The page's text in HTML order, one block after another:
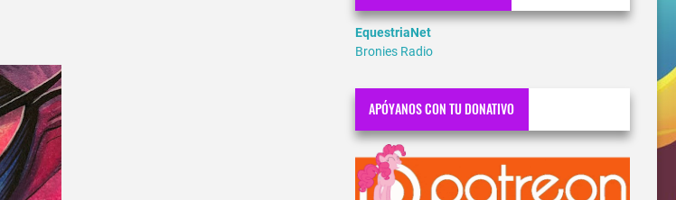
EquestriaNet
Bronies Radio
APÓYANOS CON TU DONATIVO